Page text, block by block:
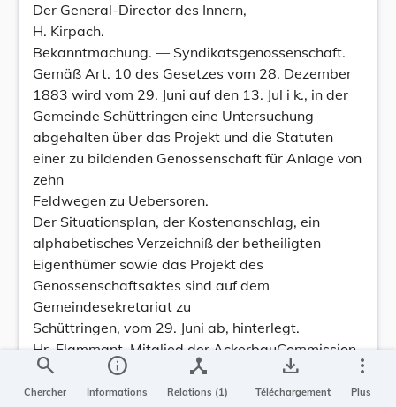
Der General-Director des Innern,
H. Kirpach.
Bekanntmachung. — Syndikatsgenossenschaft.
Gemäß Art. 10 des Gesetzes vom 28. Dezember
1883 wird vom 29. Juni auf den 13. Jul i k., in der
Gemeinde Schüttringen eine Untersuchung
abgehalten über das Projekt und die Statuten
einer zu bildenden Genossenschaft für Anlage von
zehn
Feldwegen zu Uebersoren.
Der Situationsplan, der Kostenanschlag, ein
alphabetisches Verzeichniß der betheiligten
Eigenthümer sowie das Projekt des
Genossenschaftsaktes sind auf dem
Gemeindesekretariat zu
Schüttringen, vom 29. Juni ab, hinterlegt.
Hr. Flammant, Mitglied der AckerbauCommission
zu Hassel, ist zum Untersuchungscommissar
ernannt. Die nöthigen Erklärungen wird er den
search
Chercher
info
Informations
device_hub
Relations (1)
save_alt
Téléchargement
more_vert
Plus